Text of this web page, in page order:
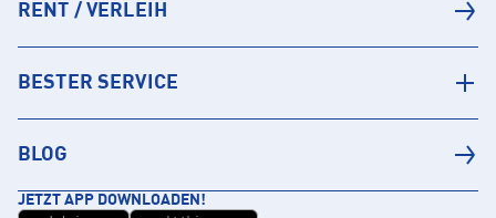
RENT / VERLEIH
BESTER SERVICE
BLOG
JETZT APP DOWNLOADEN!